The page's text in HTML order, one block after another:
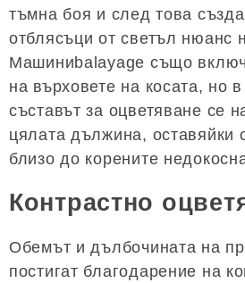
тъмна боя и след това
отблясъци от светъл нюанс
Машиниbalayage също
на върховете на косата, но
съставът за оцветяване се
цялата дължина, оставяйки
близо до корените
Контрастно
Обемът и дълбочината на
постигат благодарение на